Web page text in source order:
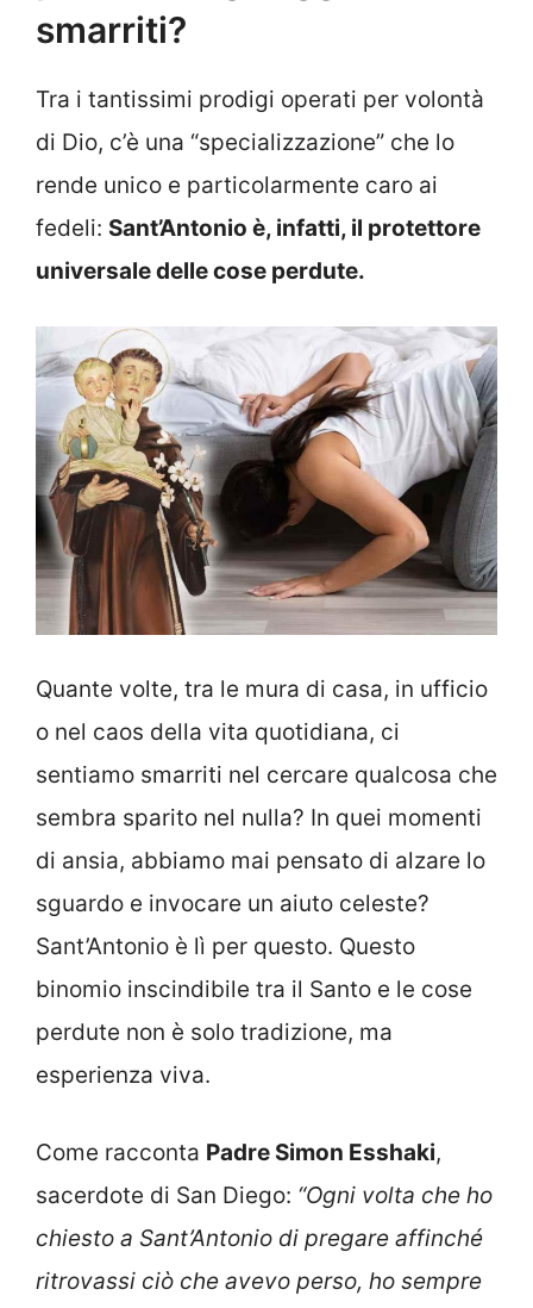
smarriti?
Tra i tantissimi prodigi operati per volontà
di Dio, c’è una “specializzazione” che lo
rende unico e particolarmente caro ai
fedeli: Sant’Antonio è, infatti, il protettore
universale delle cose perdute.
Quante volte, tra le mura di casa, in ufficio
o nel caos della vita quotidiana, ci
sentiamo smarriti nel cercare qualcosa che
sembra sparito nel nulla? In quei momenti
di ansia, abbiamo mai pensato di alzare lo
sguardo e invocare un aiuto celeste?
Sant’Antonio è lì per questo. Questo
binomio inscindibile tra il Santo e le cose
perdute non è solo tradizione, ma
esperienza viva.
Come racconta Padre Simon Esshaki,
sacerdote di San Diego: “Ogni volta che ho
chiesto a Sant’Antonio di pregare affinché
ritrovassi ciò che avevo perso, ho sempre